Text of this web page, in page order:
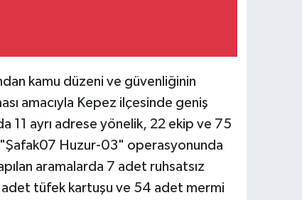
kamu düzeni ve güvenliğinin
amacıyla Kepez ilçesinde geniş
11 ayrı adrese yönelik, 22 ekip ve 75
"Şafak07 Huzur-03" operasyonunda
aramalarda 7 adet ruhsatsız
tüfek kartuşu ve 54 adet mermi